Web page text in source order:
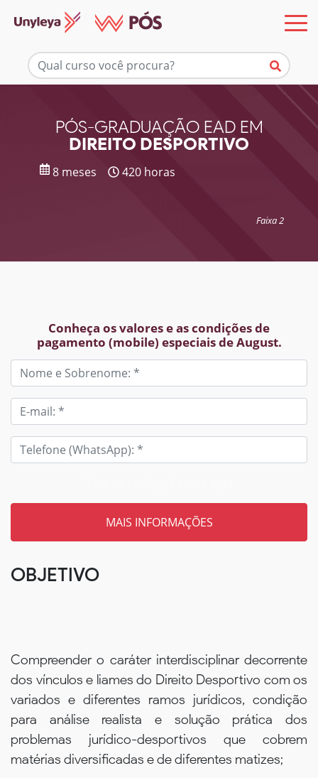
PÓS-GRADUAÇÃO EAD EM
DIREITO DESPORTIVO
8 meses 420 horas
Faixa 2
Conheça os valores e as condições de
pagamento (mobile) especiais de August.
Mais informações
OBJETIVO
Compreender o caráter interdisciplinar decorrente
dos vínculos e liames do Direito Desportivo com os
variados e diferentes ramos jurídicos, condição
para análise realista e solução prática dos
problemas jurídico-desportivos que cobrem
matérias diversificadas e de diferentes matizes;